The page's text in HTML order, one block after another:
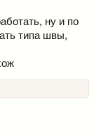
ну и по
типа швы,